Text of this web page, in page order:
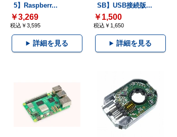
5】Raspberr...
￥3,269
税込￥3,595
詳細を見る
SB】USB接続版...
￥1,500
税込￥1,650
詳細を見る